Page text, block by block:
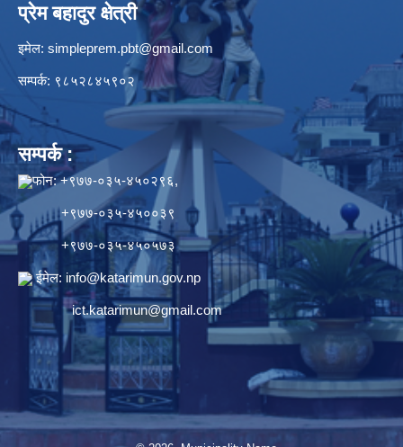
प्रेम बहादुर क्षेत्री
इमेल: simpleprem.pbt@gmail.com
सम्पर्क: ९८५२८४५९०२
सम्पर्क :
फोन: +९७७-०३५-४५०२९६,
+९७७-०३५-४५००३९
+९७७-०३५-४५०५७३
ईमेल: info@katarimun.gov.np
ict.katarimun@gmail.com